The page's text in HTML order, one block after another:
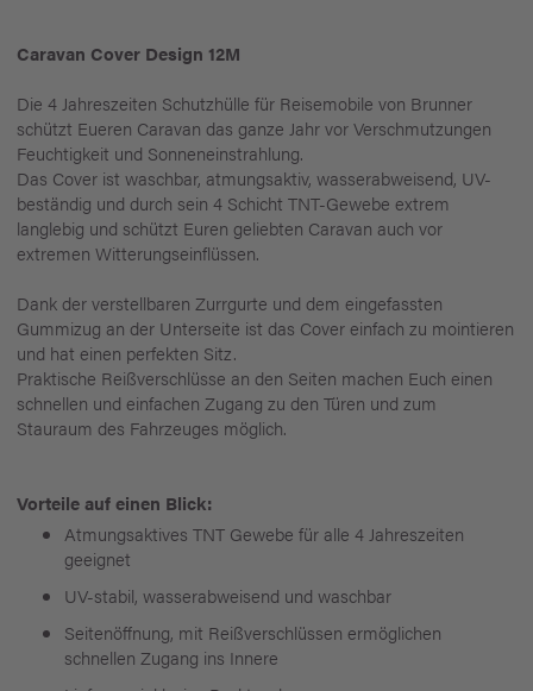
Caravan Cover Design 12M
Die 4 Jahreszeiten Schutzhülle für Reisemobile von Brunner
schützt Eueren Caravan das ganze Jahr vor Verschmutzungen
Feuchtigkeit und Sonneneinstrahlung.
Das Cover ist waschbar, atmungsaktiv, wasserabweisend, UV-
beständig und durch sein 4 Schicht TNT-Gewebe extrem
langlebig und schützt Euren geliebten Caravan auch vor
extremen Witterungseinflüssen.
Dank der verstellbaren Zurrgurte und dem eingefassten
Gummizug an der Unterseite ist das Cover einfach zu mointieren
und hat einen perfekten Sitz.
Praktische Reißverschlüsse an den Seiten machen Euch einen
schnellen und einfachen Zugang zu den Türen und zum
Stauraum des Fahrzeuges möglich.
Vorteile auf einen Blick:
Atmungsaktives TNT Gewebe für alle 4 Jahreszeiten
geeignet
UV-stabil, wasserabweisend und waschbar
Seitenöffnung, mit Reißverschlüssen ermöglichen
schnellen Zugang ins Innere